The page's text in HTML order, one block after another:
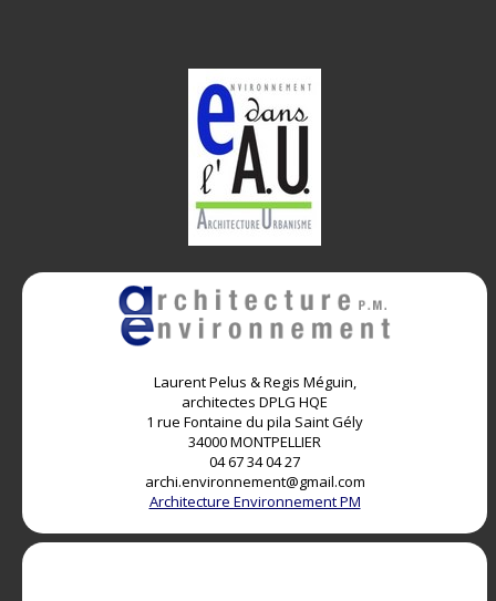
Laurent Pelus & Regis Méguin,
architectes DPLG HQE
1 rue Fontaine du pila Saint Gély
34000 MONTPELLIER
04 67 34 04 27
archi.environnement@gmail.com
Architecture Environnement PM